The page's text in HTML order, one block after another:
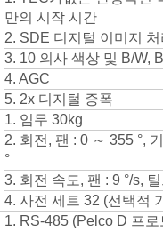
만의 시작 시간
2. SDE 디지털 이미지 처
3. 10 의사 색상 및 B/W,
4. AGC
5. 2x 디지털 증폭
1. 임무 30kg
2. 회전, 팬 : 0 ～ 355 °,
°
3. 회전 속도, 팬 : 9 °/s,
4. 사전 세트 32 (선택적
1. RS-485 (Pelco D 프로